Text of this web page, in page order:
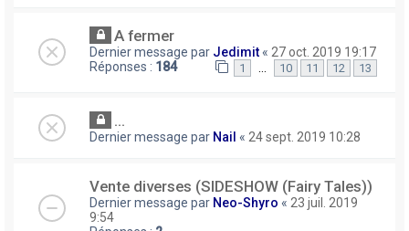
A fermer
Dernier message par Jedimit « 27 oct. 2019 19:17
Réponses : 184 1 10 11 12 13
...
Dernier message par Nail « 24 sept. 2019 10:28
Vente diverses (SIDESHOW (Fairy Tales))
Dernier message par Neo-Shyro « 23 juil. 2019
9:54